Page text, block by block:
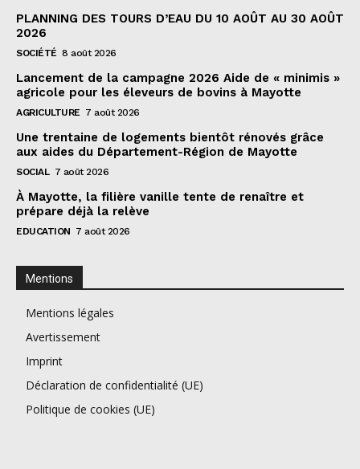
PLANNING DES TOURS D’EAU DU 10 AOÛT AU 30 AOÛT
2026
SOCIÉTÉ 8 août 2026
Lancement de la campagne 2026 Aide de « minimis »
agricole pour les éleveurs de bovins à Mayotte
AGRICULTURE 7 août 2026
Une trentaine de logements bientôt rénovés grâce
aux aides du Département-Région de Mayotte
SOCIAL 7 août 2026
À Mayotte, la filière vanille tente de renaître et
prépare déjà la relève
EDUCATION 7 août 2026
Mentions
Mentions légales
Avertissement
Imprint
Déclaration de confidentialité (UE)
Politique de cookies (UE)